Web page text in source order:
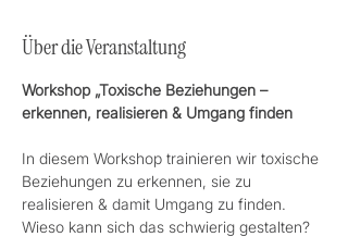
Über die Veranstaltung
Workshop „Toxische Beziehungen –
erkennen, realisieren & Umgang finden
In diesem Workshop trainieren wir toxische
Beziehungen zu erkennen, sie zu
realisieren & damit Umgang zu finden.
Wieso kann sich das schwierig gestalten?